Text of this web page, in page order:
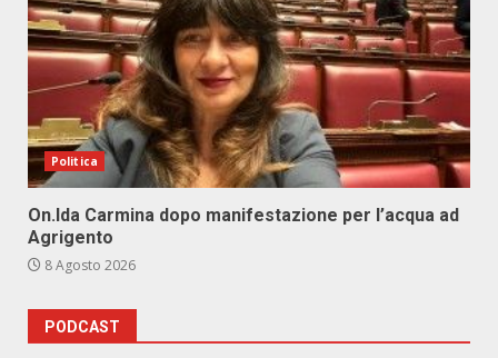
Politica
On.Ida Carmina dopo manifestazione per l’acqua ad
Agrigento
8 Agosto 2026
PODCAST